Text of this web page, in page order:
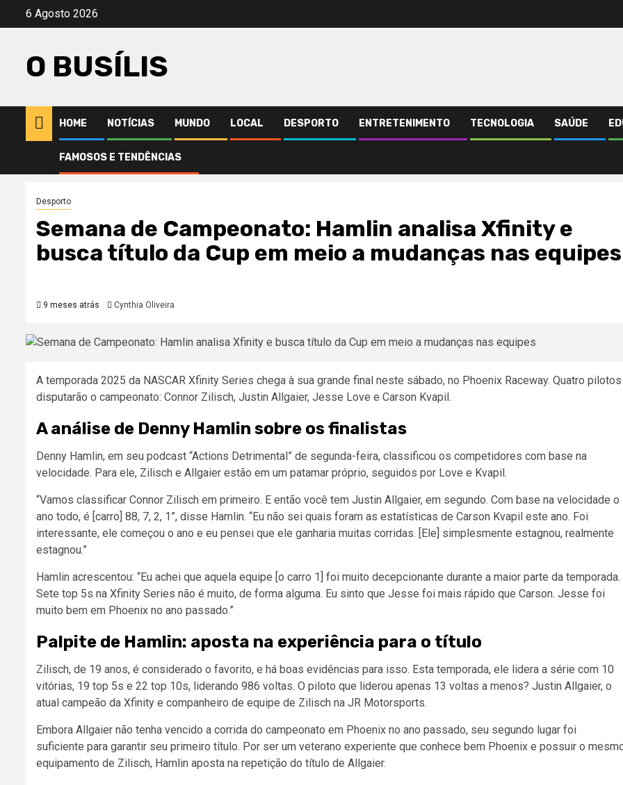
Avançar
conteúdo
6 Agosto 2026
O BUSÍLIS
HOME NOTÍCIAS MUNDO LOCAL DESPORTO ENTRETENIMENTO TECNOLOGIA SAÚDE
FAMOSOS E TENDÊNCIAS
Desporto Semana de Campeonato: Hamlin analisa Xfinity e busca título da Cup em meio a mudanças nas equipes
Desporto
Semana de Campeonato: Hamlin analisa Xfinity e
busca título da Cup em meio a mudanças nas equipes
9 meses atrás Cynthia Oliveira
A temporada 2025 da NASCAR Xfinity Series chega à sua grande final neste sábado, no Phoenix Raceway. Quatro pilotos
disputarão o campeonato: Connor Zilisch, Justin Allgaier, Jesse Love e Carson Kvapil.
A análise de Denny Hamlin sobre os finalistas
Denny Hamlin, em seu podcast “Actions Detrimental” de segunda-feira, classificou os competidores com base na
velocidade. Para ele, Zilisch e Allgaier estão em um patamar próprio, seguidos por Love e Kvapil.
“Vamos classificar Connor Zilisch em primeiro. E então você tem Justin Allgaier, em segundo. Com base na velocidade o
ano todo, é [carro] 88, 7, 2, 1”, disse Hamlin. “Eu não sei quais foram as estatísticas de Carson Kvapil este ano. Foi
interessante, ele começou o ano e eu pensei que ele ganharia muitas corridas. [Ele] simplesmente estagnou, realmente
estagnou.”
Hamlin acrescentou: “Eu achei que aquela equipe [o carro 1] foi muito decepcionante durante a maior parte da temporada.
Sete top 5s na Xfinity Series não é muito, de forma alguma. Eu sinto que Jesse foi mais rápido que Carson. Jesse foi
muito bem em Phoenix no ano passado.”
Palpite de Hamlin: aposta na experiência para o título
Zilisch, de 19 anos, é considerado o favorito, e há boas evidências para isso. Esta temporada, ele lidera a série com 10
vitórias, 19 top 5s e 22 top 10s, liderando 986 voltas. O piloto que liderou apenas 13 voltas a menos? Justin Allgaier, o
atual campeão da Xfinity e companheiro de equipe de Zilisch na JR Motorsports.
Embora Allgaier não tenha vencido a corrida do campeonato em Phoenix no ano passado, seu segundo lugar foi
suficiente para garantir seu primeiro título. Por ser um veterano experiente que conhece bem Phoenix e possuir o
equipamento de Zilisch, Hamlin aposta na repetição do título de Allgaier.